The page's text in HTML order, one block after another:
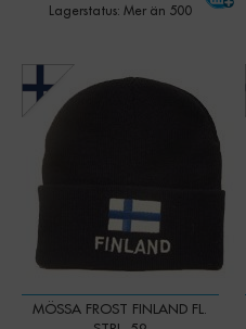
Lagerstatus: Mer än 500
MÖSSA FROST FINLAND FL.
Qty: +
-